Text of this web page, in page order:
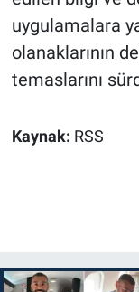
uygulamalara
olanaklarının
temaslarını
Kaynak: RSS